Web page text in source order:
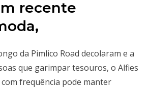
recente
da Pimlico Road decolaram e a
que garimpar tesouros, o Alfies
frequência pode manter